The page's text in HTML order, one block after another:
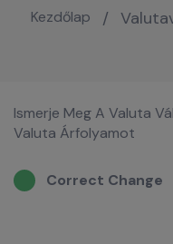
Kezdőlap /
Ismerje Meg A Valuta
Valuta Árfolyamot
Correct Change